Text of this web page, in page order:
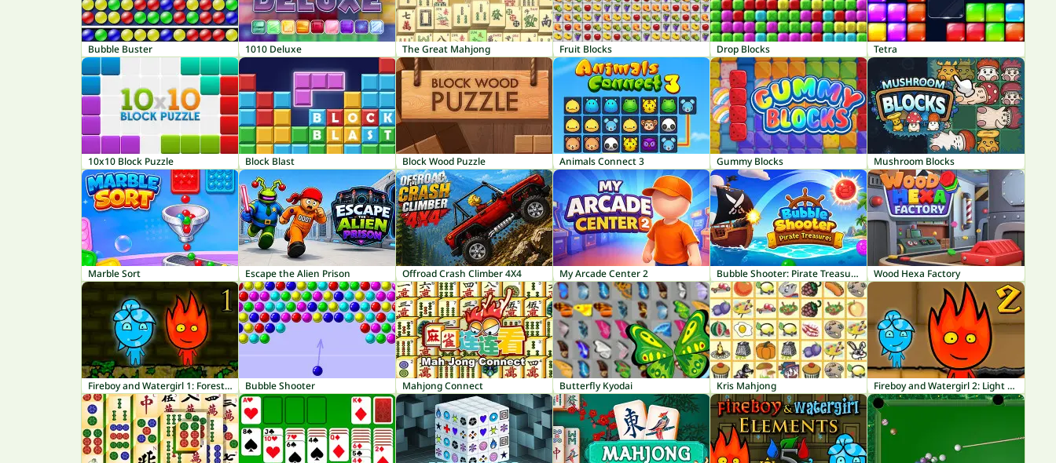
Bubble Buster 1010 Deluxe The Great Mahjong Fruit Blocks Drop Blocks Tetra
10x10 Block Puzzle Block Blast Block Wood Puzzle Animals Connect 3 Gummy Blocks Mushroom Blocks
Marble Sort Escape the Alien Prison Offroad Crash Climber 4X4 My Arcade Center 2 Bubble Shooter: Pirate Treasures Wood Hexa Factory
Fireboy and Watergirl 1: Forest Temple Bubble Shooter Mahjong Connect Butterfly Kyodai Kris Mahjong Fireboy and Watergirl 2: Light Temple